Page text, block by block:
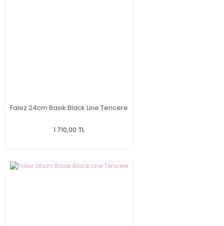
Falez 24cm Basık Black Line Tencere
1.710,00 TL